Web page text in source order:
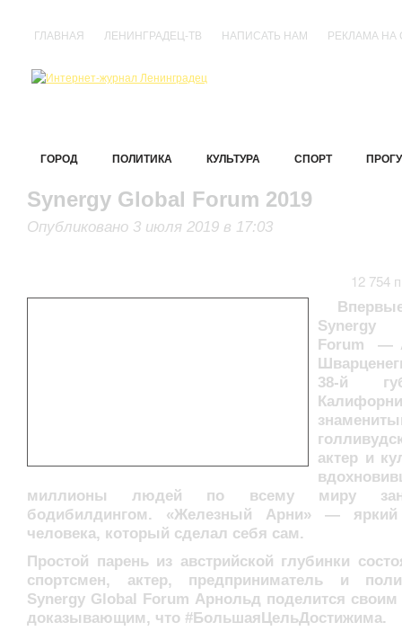
ГЛАВНАЯ ЛЕНИНГРАДЕЦ-ТВ НАПИСАТЬ НАМ РЕКЛАМА НА
ГОРОД ПОЛИТИКА КУЛЬТУРА СПОРТ
Synergy Global Forum 2019
Опубликовано 3 июля 2019 в 17:03
12 754
Forum —
38-й
актер и
миллионы людей по всему миру
бодибилдингом. «Железный Арни» — яркий
человека, который сделал себя сам.
Простой парень из австрийской глубинки
спортсмен, актер, предприниматель и
Synergy Global Forum Арнольд поделится
доказывающим, что #БольшаяЦельДостижима.